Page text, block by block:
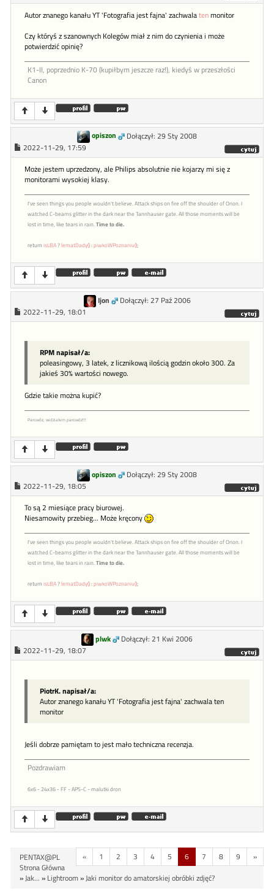
Autor znanego kanału YT 'Fotografia jest fajna' zachwalatenmonitor
Czy któryś z szanownych Kolegów miał z nim do czynienia i może
potwierdzić opinię?
K1-II, poprzednio K-70 (kupiłbym jeszcze raz!), kiedyś w przeszłości
Canon
opiszon
Dołączył: 29 Sty 2008
2022-11-29, 17:59
Może jestem uprzedzony, ale Philips absolutnie nie kojarzy mi się z
monitorami wysokiej klasy.
I've seen things you people wouldn't believe. Attack ships on fire off the shoulder of Orion. I
watched C-beams glitter in the dark near the Tannhauser gate. All those moments will be
lost in time, like tears in rain. Time to die.
returnisLBA?lematDady():piwkoWPoznaniu();
Ijon
Dołączył: 27 Paź 2006
2022-11-29, 18:01
RPM napisał/a:
poleasingowy, 3 latek, z licznikową ilością godzin około 300. Za
jakieś 30% wartości nowego.
Gdzie takie można kupić?
Parowóz, widziałem parowóz!!!
opiszon
Dołączył: 29 Sty 2008
2022-11-29, 18:05
To są 2 miesiące pracy biurowej.
Niesamowity przebieg... Może kręcony
I've seen things you people wouldn't believe. Attack ships on fire off the shoulder of Orion. I
watched C-beams glitter in the dark near the Tannhauser gate. All those moments will be
lost in time, like tears in rain. Time to die.
returnisLBA?lematDady():piwkoWPoznaniu();
plwk
Dołączył: 21 Kwi 2006
2022-11-29, 18:07
PiotrK. napisał/a:
Autor znanego kanału YT 'Fotografia jest fajna' zachwala ten
monitor
Jeśli dobrze pamiętam to jest mało techniczna recenzja.
Pozdrawiam
6x6 - 24x36 - FF - APS-C - malutki dron
« 1 2 3 4 5 6 7 8 9 »
PENTAX@PL
Strona Główna
»Jak... » Lightroom»Jaki monitor do amatorskiej obróbki zdjęć?